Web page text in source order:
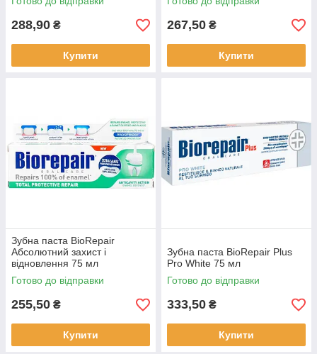
288,90 ₴
Купити
267,50 ₴
Купити
Зубна паста BioRepair
Абсолютний захист і
відновлення 75 мл
Готово до відправки
255,50 ₴
Купити
Зубна паста BioRepair Plus
Pro White 75 мл
Готово до відправки
333,50 ₴
Купити